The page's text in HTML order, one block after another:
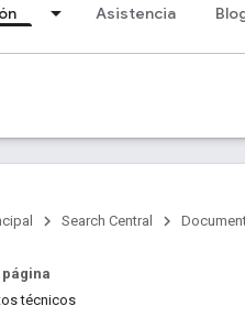
Asistencia
Search Central
página
técnicos